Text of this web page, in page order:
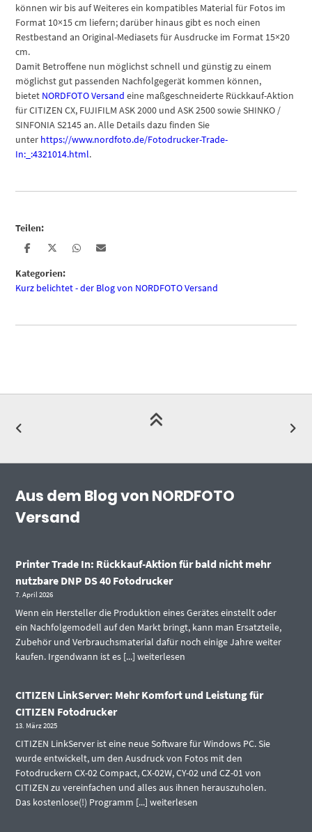
können wir bis auf Weiteres ein kompatibles Material für Fotos im
Format 10×15 cm liefern; darüber hinaus gibt es noch einen
Restbestand an Original-Mediasets für Ausdrucke im Format 15×20
cm.
Damit Betroffene nun möglichst schnell und günstig zu einem
möglichst gut passenden Nachfolgegerät kommen können,
bietet NORDFOTO Versand eine maßgeschneiderte Rückkauf-Aktion
für CITIZEN CX, FUJIFILM ASK 2000 und ASK 2500 sowie SHINKO /
SINFONIA S2145 an. Alle Details dazu finden Sie
unter https://www.nordfoto.de/Fotodrucker-Trade-
In:_:4321014.html.
Teilen:
Kategorien:
Kurz belichtet - der Blog von NORDFOTO Versand
Aus dem Blog von NORDFOTO
Versand
Printer Trade In: Rückkauf-Aktion für bald nicht mehr
nutzbare DNP DS 40 Fotodrucker
7. April 2026
Wenn ein Hersteller die Produktion eines Gerätes einstellt oder
ein Nachfolgemodell auf den Markt bringt, kann man Ersatzteile,
Zubehör und Verbrauchsmaterial dafür noch einige Jahre weiter
kaufen. Irgendwann ist es [...]weiterlesen
CITIZEN LinkServer: Mehr Komfort und Leistung für
CITIZEN Fotodrucker
13. März 2025
CITIZEN LinkServer ist eine neue Software für Windows PC. Sie
wurde entwickelt, um den Ausdruck von Fotos mit den
Fotodruckern CX-02 Compact, CX-02W, CY-02 und CZ-01 von
CITIZEN zu vereinfachen und alles aus ihnen herauszuholen.
Das kostenlose(!) Programm [...]weiterlesen